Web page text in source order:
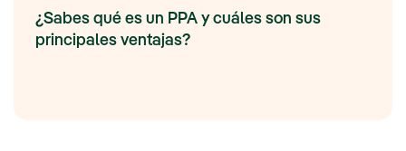
¿Sabes qué es un PPA y cuáles son sus
principales ventajas?